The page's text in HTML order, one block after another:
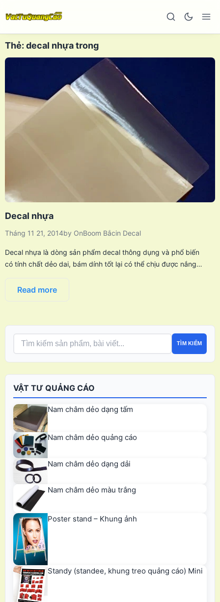
Thẻ: decal nhựa trong
Decal nhựa
Tháng 11 21, 2014by OnBoom Bắcin Decal
Decal nhựa là dòng sản phẩm decal thông dụng và phổ biến
có tính chất dẻo dai, bám dính tốt lại có thể chịu được nắng…
Read more
TÌM KIẾM
VẬT TƯ QUẢNG CÁO
Nam châm dẻo dạng tấm
Nam châm dẻo quảng cáo
Nam châm dẻo dạng dải
Nam châm dẻo màu trắng
Poster stand – Khung ảnh
Standy (standee, khung treo quảng cáo) Mini